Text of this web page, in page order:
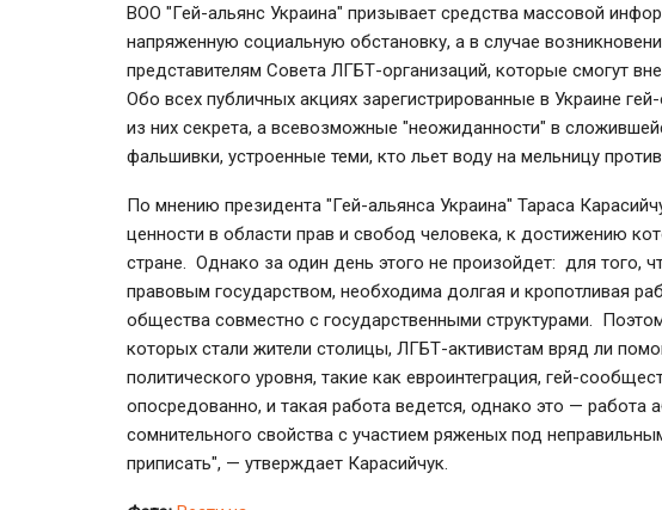
ВОО "Гей-альянс Украина" призывает средства массовой
напряженную социальную обстановку, а в случае
представителям Совета ЛГБТ-организаций, которые смогут
Обо всех публичных акциях зарегистрированные в Украине
из них секрета, а всевозможные "неожиданности" в
фальшивки, устроенные теми, кто льет воду на мельницу
По мнению президента "Гей-альянса Украина" Тараса
ценности в области прав и свобод человека, к достижению
стране. Однако за один день этого не произойдет: для того,
правовым государством, необходима долгая и кропотливая
общества совместно с государственными структурами.
которых стали жители столицы, ЛГБТ-активистам вряд ли
политического уровня, такие как евроинтеграция, гей-
опосредованно, и такая работа ведется, однако это — работа
сомнительного свойства с участием ряженых под
приписать", — утверждает Карасийчук.